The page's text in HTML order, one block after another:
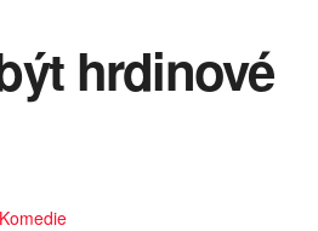
hrdinové
Komedie